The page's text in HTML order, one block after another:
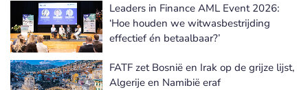
Leaders in Finance AML Event 2026:
‘Hoe houden we witwasbestrijding
effectief én betaalbaar?’
FATF zet Bosnië en Irak op de grijze lijst,
Algerije en Namibië eraf